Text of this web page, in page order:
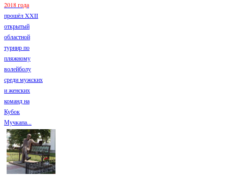
2018 года
прошёл XXII
открытый
областной
турнир по
пляжному
волейболу
среди мужских
и женских
команд на
Кубок
Мучкапа...